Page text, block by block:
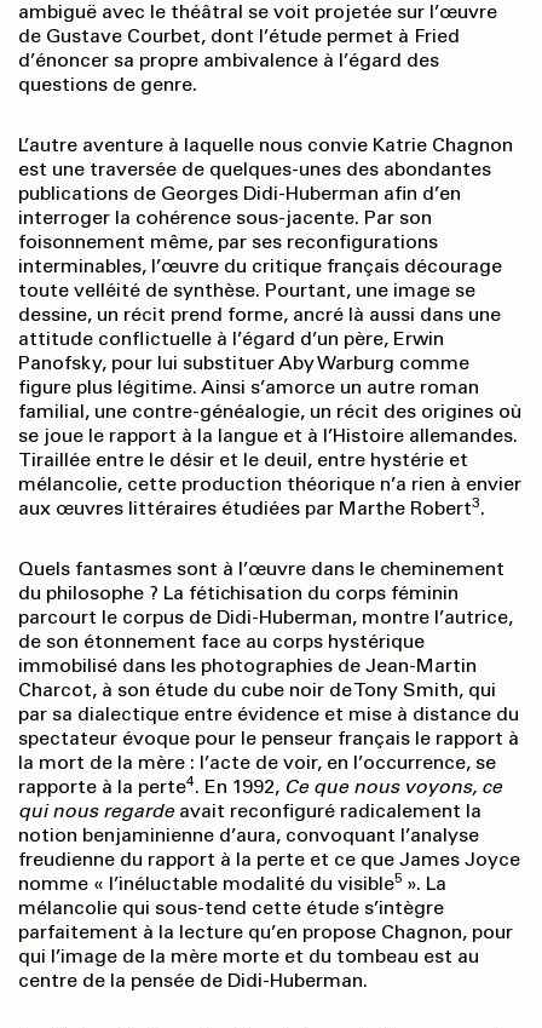
ambiguë avec le théâtral se voit projetée sur l’œuvre
de Gustave Courbet, dont l’étude permet à Fried
d’énoncer sa propre ambivalence à l’égard des
questions de genre.
L’autre aventure à laquelle nous convie Katrie Chagnon
est une traversée de quelques-unes des abondantes
publications de Georges Didi-Huberman afin d’en
interroger la cohérence sous-jacente. Par son
foisonnement même, par ses reconfigurations
interminables, l’œuvre du critique français décourage
toute velléité de synthèse. Pourtant, une image se
dessine, un récit prend forme, ancré là aussi dans une
attitude conflictuelle à l’égard d’un père, Erwin
Panofsky, pour lui substituer Aby Warburg comme
figure plus légitime. Ainsi s’amorce un autre roman
familial, une contre-généalogie, un récit des origines où
se joue le rapport à la langue et à l’Histoire allemandes.
Tiraillée entre le désir et le deuil, entre hystérie et
mélancolie, cette production théorique n’a rien à envier
aux œuvres littéraires étudiées par Marthe Robert3.
Quels fantasmes sont à l’œuvre dans le cheminement
du philosophe ? La fétichisation du corps féminin
parcourt le corpus de Didi-Huberman, montre l’autrice,
de son étonnement face au corps hystérique
immobilisé dans les photographies de Jean-Martin
Charcot, à son étude du cube noir de Tony Smith, qui
par sa dialectique entre évidence et mise à distance du
spectateur évoque pour le penseur français le rapport à
la mort de la mère : l’acte de voir, en l’occurrence, se
rapporte à la perte4. En 1992, Ce que nous voyons, ce
qui nous regarde avait reconfiguré radicalement la
notion benjaminienne d’aura, convoquant l’analyse
freudienne du rapport à la perte et ce que James Joyce
nomme « l’inéluctable modalité du visible5 ». La
mélancolie qui sous-tend cette étude s’intègre
parfaitement à la lecture qu’en propose Chagnon, pour
qui l’image de la mère morte et du tombeau est au
centre de la pensée de Didi-Huberman.